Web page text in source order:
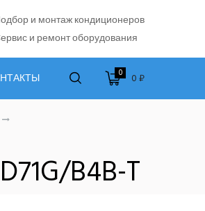
и монтаж кондиционеров
и ремонт оборудования
0 0 ₽
B4B-T